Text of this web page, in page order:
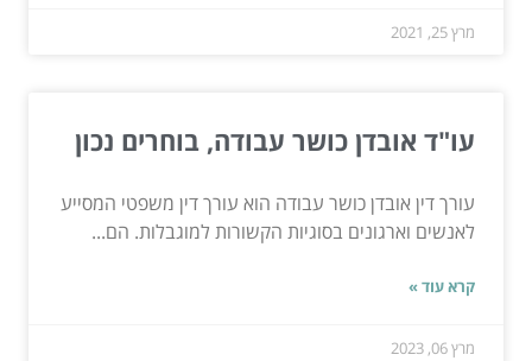
מרץ 25, 2021
עו"ד אובדן כושר עבודה, בוחרים נכון
עורך דין אובדן כושר עבודה הוא עורך דין משפטי המסייע
לאנשים וארגונים בסוגיות הקשורות למוגבלות. הם...
קרא עוד »
מרץ 06, 2023